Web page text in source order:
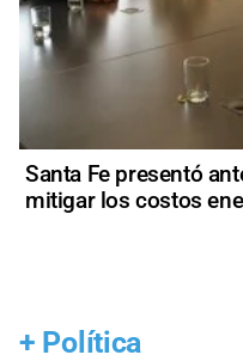
Santa Fe presentó
mitigar los costos
+ Política